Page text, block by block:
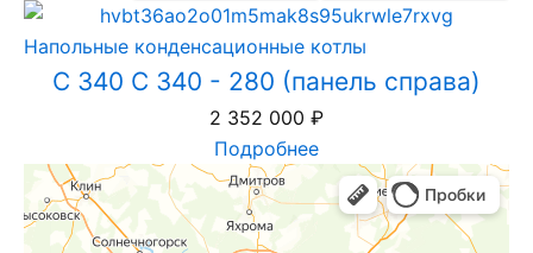
Напольные конденсационные котлы
C 340 C 340 - 280 (панель справа)
2 352 000 ₽
Подробнее